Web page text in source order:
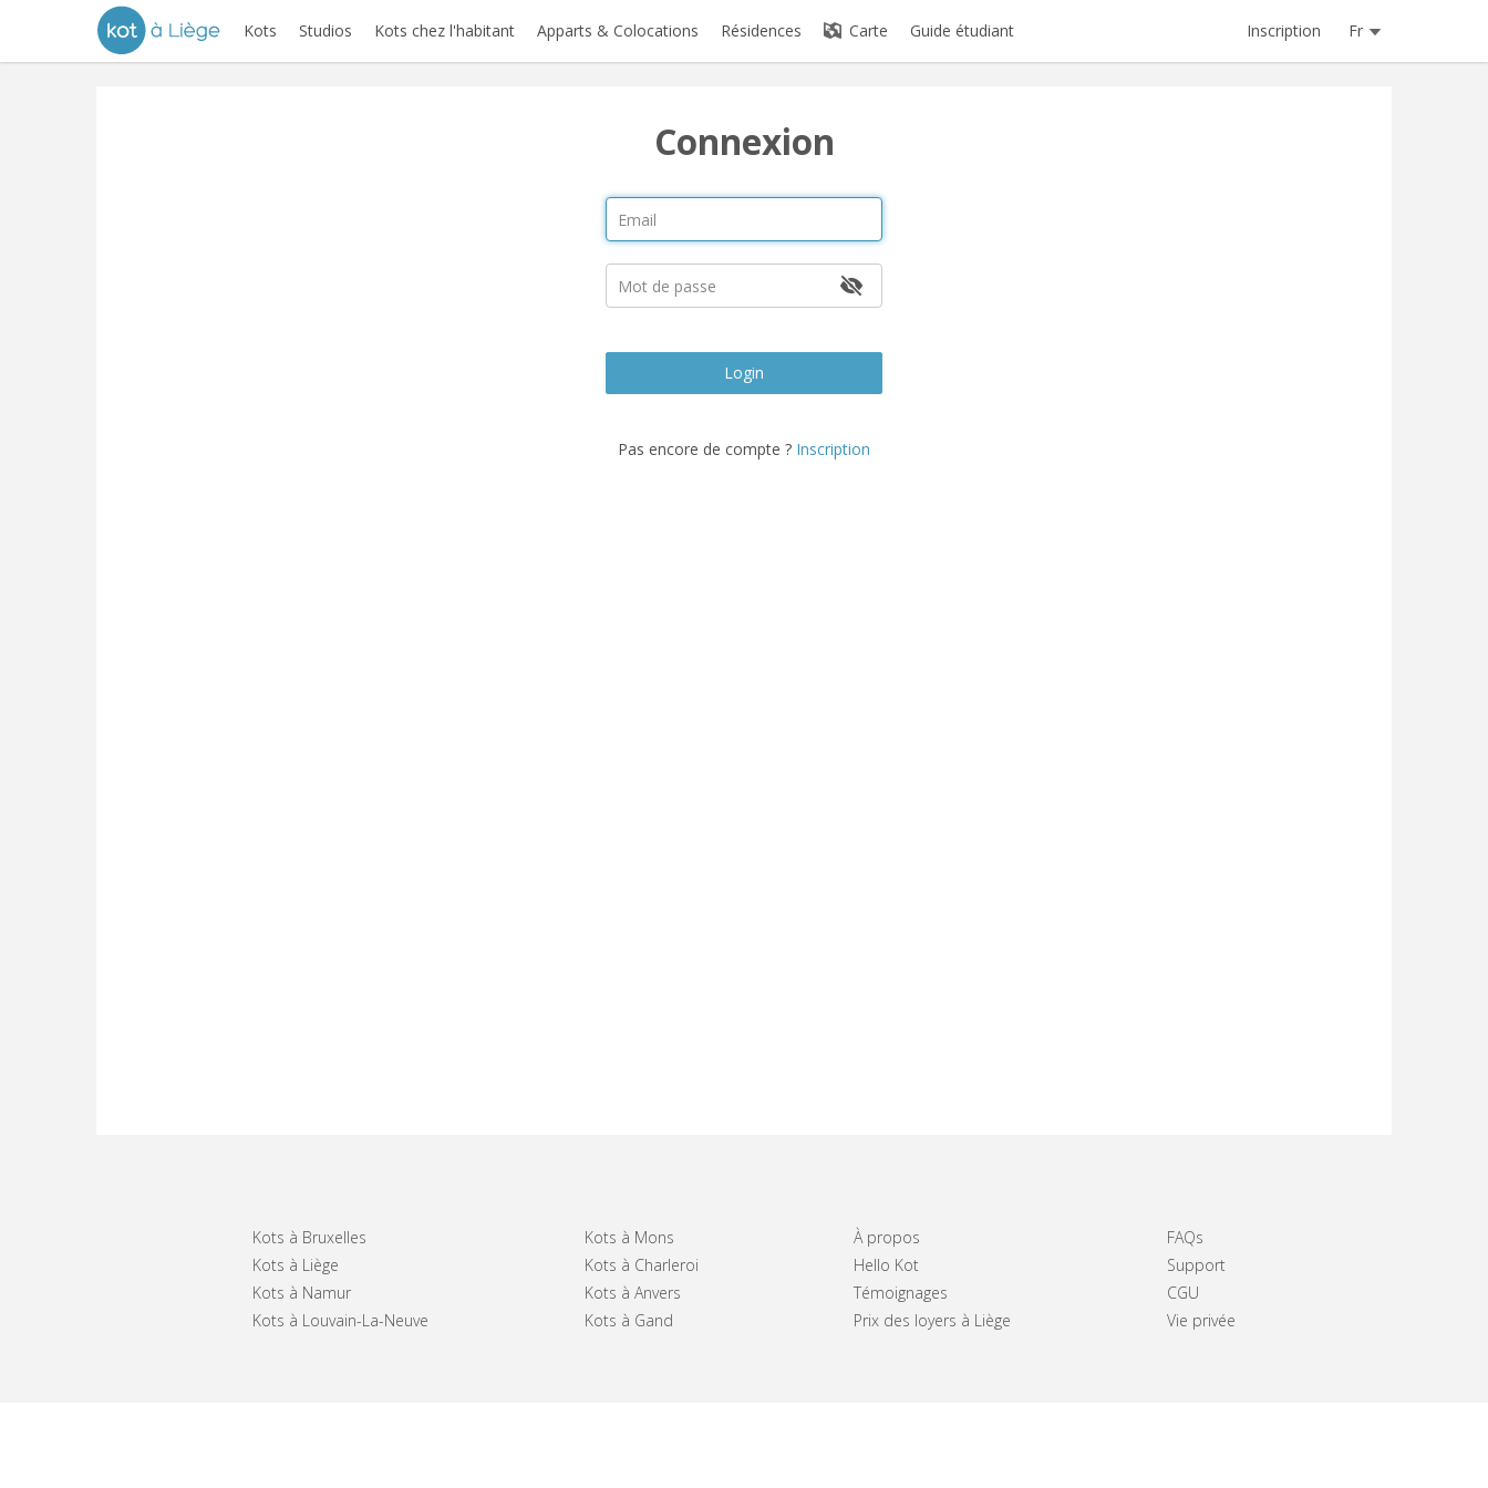
Kots Studios Kots chez l'habitant Apparts & Colocations Résidences Carte Guide étudiant Inscription Fr
Connexion
Login
Pas encore de compte ? Inscription
Kots à Bruxelles
Kots à Liège
Kots à Namur
Kots à Louvain-La-Neuve
Kots à Mons
Kots à Charleroi
Kots à Anvers
Kots à Gand
À propos
Hello Kot
Témoignages
Prix des loyers à Liège
FAQs
Support
CGU
Vie privée